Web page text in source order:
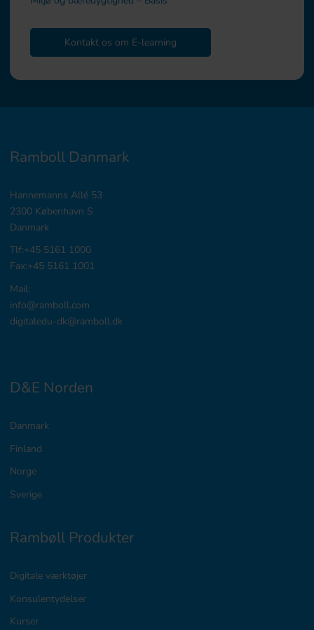
Kontakt os om E-learning
Ramboll Danmark
Hannemanns Allé 53
2300 København S
Danmark
Tlf:+45 5161 1000
Fax:+45 5161 1001
Mail:
info@ramboll.com
digitaledu-dk@ramboll.dk
D&E Norden
Danmark
Finland
Norge
Sverige
Rambøll Produkter
Digitale værktøjer
Konsulentydelser
Kurser